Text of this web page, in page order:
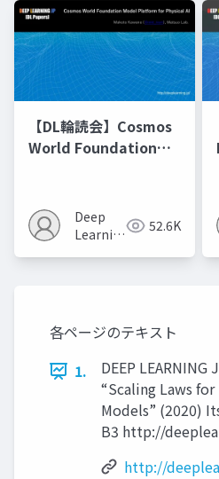
【DL輪読会】Cosmos
World Foundation
Deep
Learning
52.6K
各ページのテキスト
1.
DEEP LEARNING
“Scaling Laws
Models” (2020)
B3 http://
http://